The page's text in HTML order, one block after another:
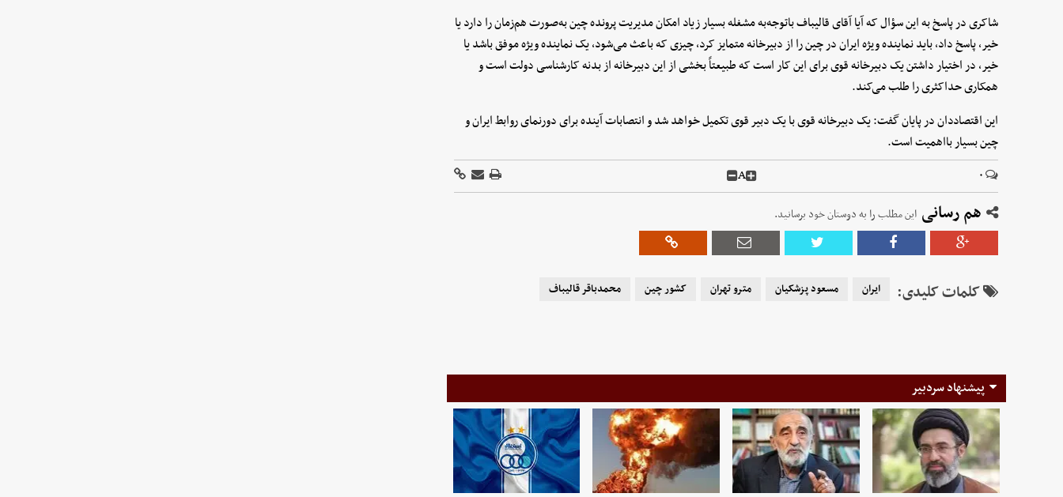
شاکری در پاسخ به این سؤال که آیا آقای قالیباف باتوجه‌به مشغله بسیار زیاد امکان مدیریت پرونده چین به‌صورت هم‌زمان را دارد یا
خیر، پاسخ داد، باید نماینده ویژه ایران در چین را از دبیرخانه متمایز کرد، چیزی که باعث می‌شود، یک نماینده ویژه موفق باشد یا
خیر، در اختیار داشتن یک دبیرخانه قوی برای این کار است که طبیعتاً بخشی از این دبیرخانه از بدنه کارشناسی دولت است و
همکاری حداکثری را طلب می‌کند.
این اقتصاددان در پایان گفت: یک دبیرخانه قوی با یک دبیر قوی تکمیل خواهد شد و انتصابات آینده برای دورنمای روابط ایران و
چین بسیار بااهمیت است.
۰ A
هم رسانی این مطلب را به دوستان خود برسانید.
کلمات کلیدی: ایران مسعود پزشکیان مترو تهران کشور چین محمدباقر قالیباف
پیشنهاد سردبیر